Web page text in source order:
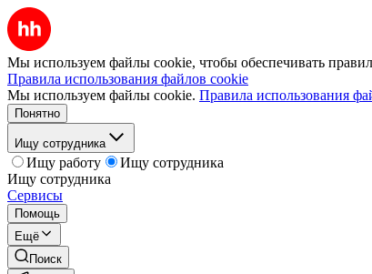
Мы используем файлы cookie, чтобы обеспечивать
Правила использования файлов cookie
Мы используем файлы cookie. Правила использования
Понятно
Ищу сотрудника
Ищу работу
Ищу сотрудника
Ищу сотрудника
Сервисы
Помощь
Ещё
Поиск